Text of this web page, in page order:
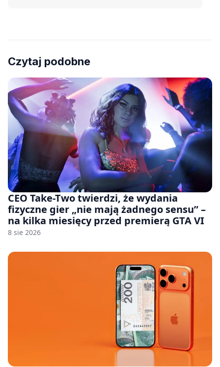
Czytaj podobne
CEO Take-Two twierdzi, że wydania
fizyczne gier „nie mają żadnego sensu” –
na kilka miesięcy przed premierą GTA VI
8 sie 2026